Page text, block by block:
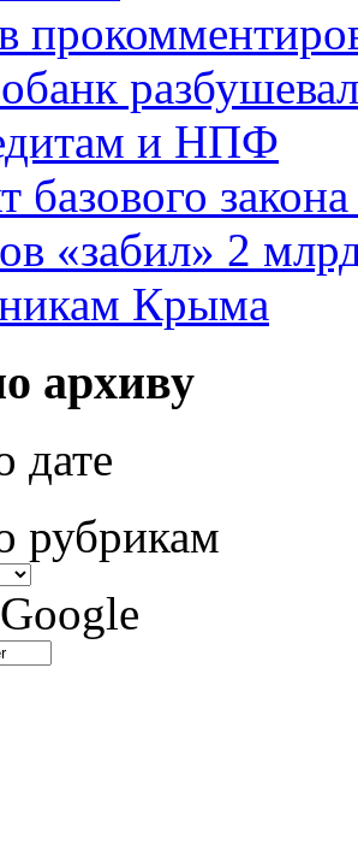
и НПФ
базового
«забил» 2
Крыма
архиву
дате
рубрикам